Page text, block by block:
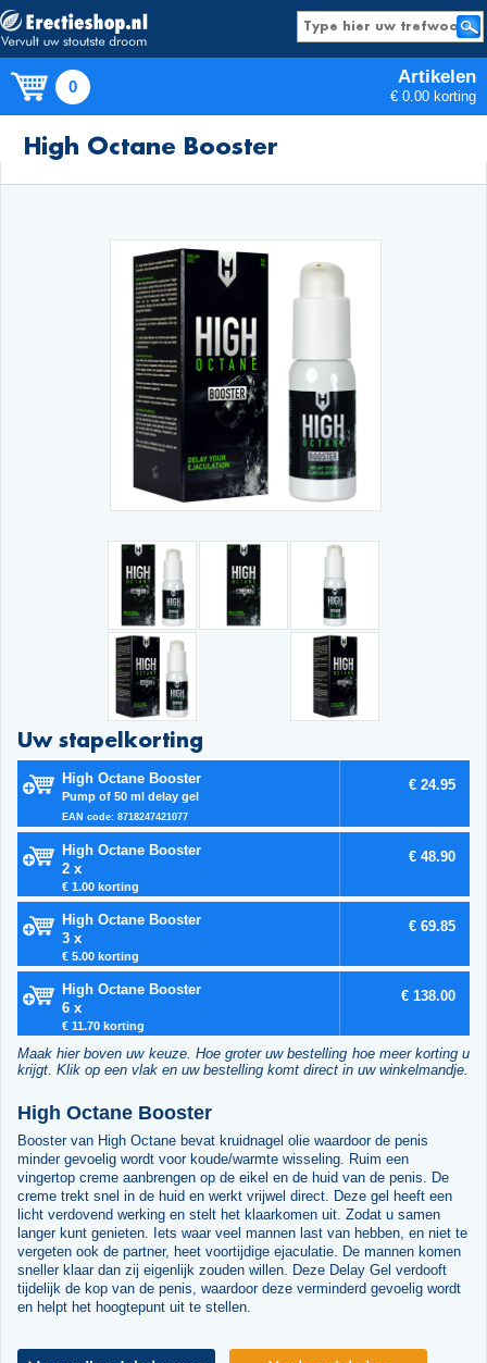
0 Artikelen
€ 0.00 korting
Producten
High Octane Booster
Uw stapelkorting
High Octane Booster
Pump of 50 ml delay gel
EAN code: 8718247421077
€ 24.95
High Octane Booster
2 x
€ 1.00 korting
€ 48.90
High Octane Booster
3 x
€ 5.00 korting
€ 69.85
High Octane Booster
6 x
€ 11.70 korting
€ 138.00
Maak hier boven uw keuze. Hoe groter uw bestelling hoe meer korting u
krijgt. Klik op een vlak en uw bestelling komt direct in uw winkelmandje.
High Octane Booster
Booster van High Octane bevat kruidnagel olie waardoor de penis
minder gevoelig wordt voor koude/warmte wisseling. Ruim een
vingertop creme aanbrengen op de eikel en de huid van de penis. De
creme trekt snel in de huid en werkt vrijwel direct. Deze gel heeft een
licht verdovend werking en stelt het klaarkomen uit. Zodat u samen
langer kunt genieten. Iets waar veel mannen last van hebben, en niet te
vergeten ook de partner, heet voortijdige ejaculatie. De mannen komen
sneller klaar dan zij eigenlijk zouden willen. Deze Delay Gel verdooft
tijdelijk de kop van de penis, waardoor deze verminderd gevoelig wordt
en helpt het hoogtepunt uit te stellen.